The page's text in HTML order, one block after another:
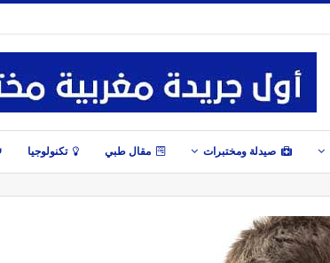
صيدلة ومختبرات مقال طبي تكنولوجيا